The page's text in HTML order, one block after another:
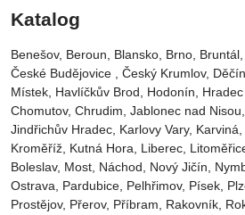
Katalog
Benešov, Beroun, Blansko, Brno,
České Budějovice‎ , Český Krumlov‎,
Místek‎, Havlíčkův Brod‎, Hodonín,
Chomutov‎, Chrudim‎, Jablonec nad
Jindřichův Hradec‎, Karlovy Vary‎,
Kroměříž‎, Kutná Hora‎, Liberec‎,
Boleslav‎, Most‎, Náchod‎, Nový Jičín‎,
Ostrava‎, Pardubice‎, Pelhřimov‎, Písek‎‎,
Prostějov‎, Přerov‎, Příbram‎, Rakovník‎,